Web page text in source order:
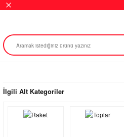
İlgili Alt Kategoriler